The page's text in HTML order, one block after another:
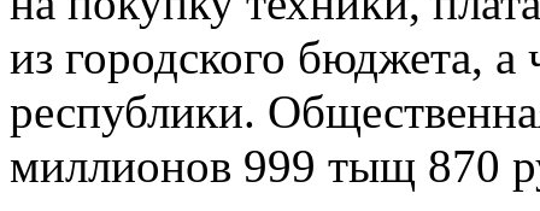
из городского бюджета,
республики.
миллионов 999 тыщ 870